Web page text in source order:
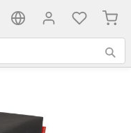
Mi